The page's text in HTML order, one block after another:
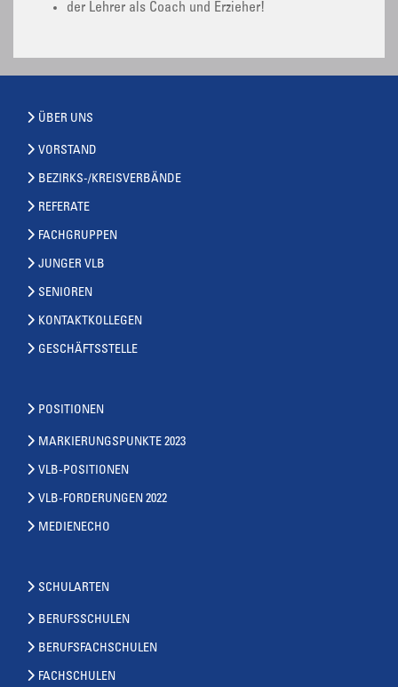
der Lehrer als Coach und Erzieher!
ÜBER UNS
VORSTAND
BEZIRKS-/KREISVERBÄNDE
REFERATE
FACHGRUPPEN
JUNGER VLB
SENIOREN
KONTAKTKOLLEGEN
GESCHÄFTSSTELLE
POSITIONEN
MARKIERUNGSPUNKTE 2023
VLB-POSITIONEN
VLB-FORDERUNGEN 2022
MEDIENECHO
SCHULARTEN
BERUFSSCHULEN
BERUFSFACHSCHULEN
FACHSCHULEN